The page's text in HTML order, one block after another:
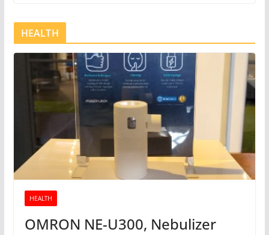
HEALTH
HEALTH
OMRON NE-U300, Nebulizer